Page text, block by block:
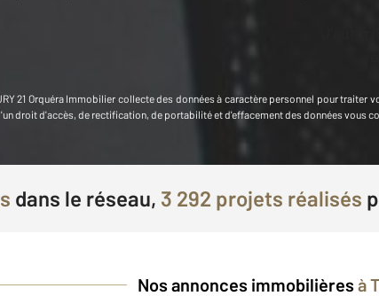
21 Orquéra Immobilier collecte des données à caractère personnel pour traiter
droit d'accès, de rectification, de portabilité et d'effacement des données vous
dans le réseau, 3 292 projets réalisés
Nos annonces immobilières à